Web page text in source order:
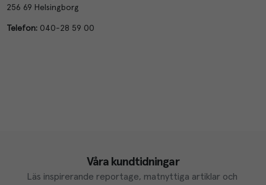
256 69 Helsingborg
Telefon: 040-28 59 00
Våra kundtidningar
Läs inspirerande reportage, matnyttiga artiklar och